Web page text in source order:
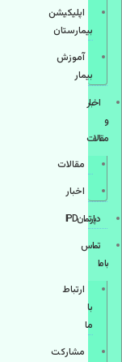
اپليكيشن
بيمارستان
آموزش
بیمار
اخبار
و
مقالات
مقالات
اخبار
دپارتمانIPD
تماس
با ما
ارتباط
با
ما
مشاركت